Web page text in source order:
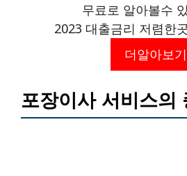
무료로 알아볼수
2023 대출금리 저렴한
더알아보기
포장이사 서비스의